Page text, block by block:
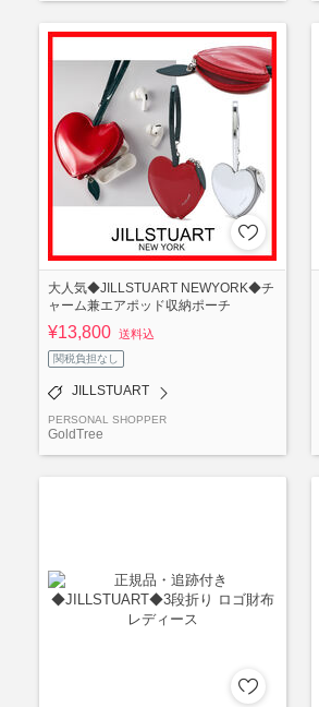
大人気◆JILLSTUART NEWYORK◆チ
ャーム兼エアポッド収納ポーチ
¥13,800 送料込
関税負担なし
JILLSTUART
PERSONAL SHOPPER
GoldTree